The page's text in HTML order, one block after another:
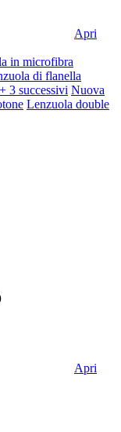
Apri
in microfibra
di flanella
+ 3 successivi Nuova
Lenzuola double
Apri